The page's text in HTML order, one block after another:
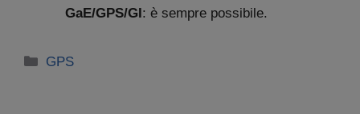
GaE/GPS/GI: è sempre possibile.
Categorie
GPS